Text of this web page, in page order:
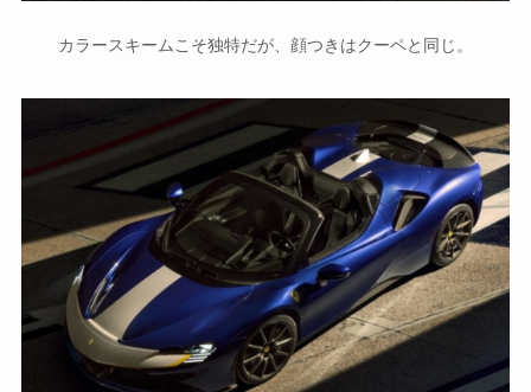
カラースキームこそ独特だが、顔つきはクーペと同じ。